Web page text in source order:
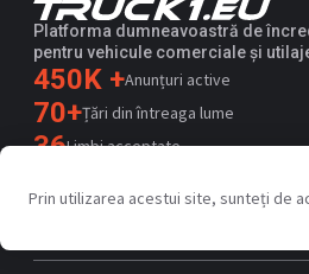
Platforma dumneavoastră de
pentru vehicule comerciale și
450K +Anunțuri active
70+Țări din întreaga lume
36Limbi acceptate
Trustpilot
Prin utilizarea acestui site, sunteți de